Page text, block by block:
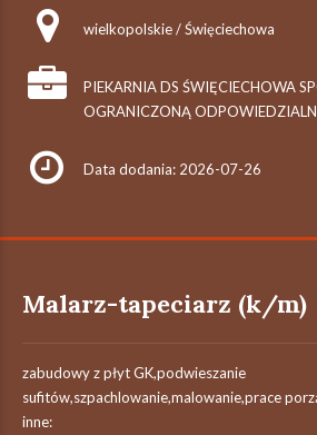
wielkopolskie / Święciechowa
PIEKARNIA DS ŚWIĘCIECHOWA
OGRANICZONĄ
Data dodania: 2026-07-26
Malarz-tapeciarz (k/m)
zabudowy z płyt GK,podwieszanie
sufitów,szpachlowanie,malowanie,prace
inne: